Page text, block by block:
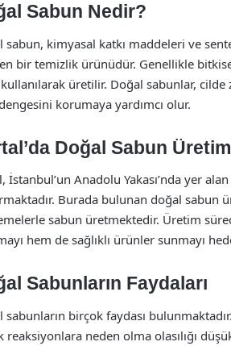
Sabun Nedir?
sabun, kimyasal katkı maddeleri ve
bir temizlik ürünüdür. Genellikle
üretilir. Doğal sabunlar,
korumaya yardımcı olur.
Doğal Sabun
İstanbul’un Anadolu Yakası’nda yer
Burada bulunan doğal sabun
sabun üretmektedir. Üretim
hem de sağlıklı ürünler sunmayı
Sabunların Faydaları
sabunların birçok faydası
reaksiyonlara neden olma olasılığı